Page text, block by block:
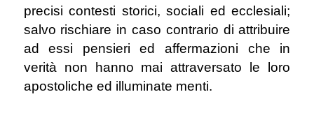
precisi contesti storici, sociali ed ecclesiali;
salvo rischiare in caso contrario di attribuire
ad essi pensieri ed affermazioni che in
verità non hanno mai attraversato le loro
apostoliche ed illuminate menti.